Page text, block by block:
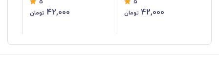
42,000 تومان 42,000 تومان